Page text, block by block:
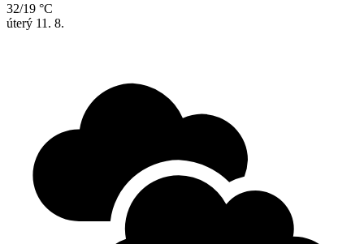
32/19 °C
úterý 11. 8.